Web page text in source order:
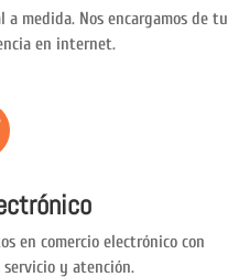
medida. Nos encargamos de tu
en internet.
en comercio electrónico con
servicio y atención.